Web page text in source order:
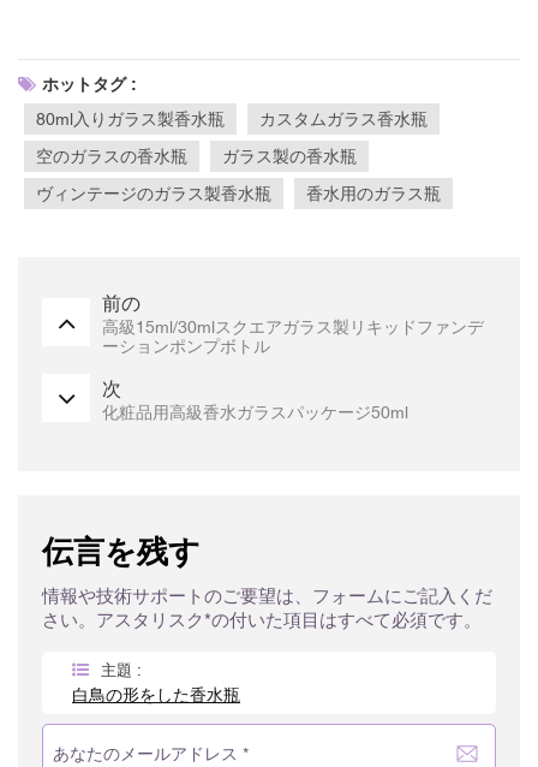
ホットタグ :
80ml入りガラス製香水瓶
カスタムガラス香水瓶
空のガラスの香水瓶
ガラス製の香水瓶
ヴィンテージのガラス製香水瓶
香水用のガラス瓶
前の
高級15ml/30mlスクエアガラス製リキッドファンデ
ーションポンプボトル
次
化粧品用高級香水ガラスパッケージ50ml
伝言を残す
情報や技術サポートのご要望は、フォームにご記入くだ
さい。アスタリスク*の付いた項目はすべて必須です。
主題 :
白鳥の形をした香水瓶